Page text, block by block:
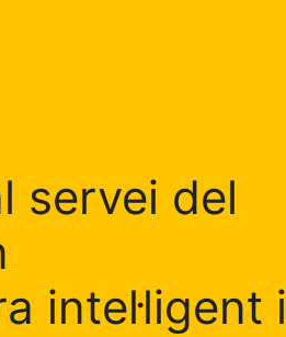
servei del
intel·ligent i